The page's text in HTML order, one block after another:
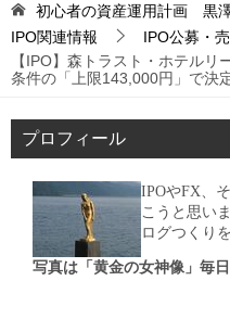
初心者の資産運用計画 黒
IPO関連情報
IPO公募・
【IPO】森トラスト・ホテル
条件の「上限143,000円」で決
プロフィール
IPOやFX、
こうと思い
ログつくり
写真は「黄金の女神像」毎